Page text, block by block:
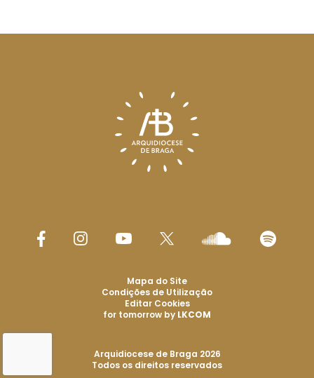
Arquidiocese de Braga 2026
Todos os direitos reservados
Mapa do Site
Condições de Utilização
Editar Cookies
for tomorrow by LKCOM